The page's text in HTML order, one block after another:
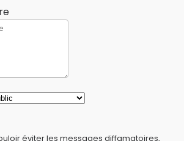
éviter les messages diffamatoires,